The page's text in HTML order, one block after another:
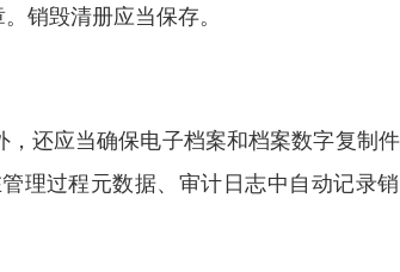
销毁清册应当保存。
还应当确保电子档案和档案数字复制
理过程元数据、审计日志中自动记录